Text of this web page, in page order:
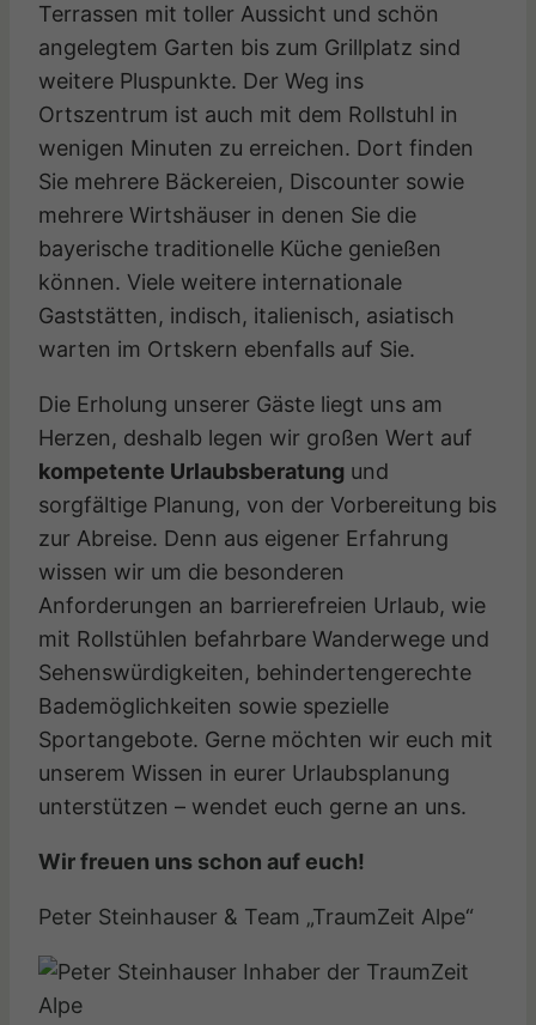
Terrassen mit toller Aussicht und schön
angelegtem Garten bis zum Grillplatz sind
weitere Pluspunkte. Der Weg ins
Ortszentrum ist auch mit dem Rollstuhl in
wenigen Minuten zu erreichen. Dort finden
Sie mehrere Bäckereien, Discounter sowie
mehrere Wirtshäuser in denen Sie die
bayerische traditionelle Küche genießen
können. Viele weitere internationale
Gaststätten, indisch, italienisch, asiatisch
warten im Ortskern ebenfalls auf Sie.
Die Erholung unserer Gäste liegt uns am
Herzen, deshalb legen wir großen Wert auf
kompetente Urlaubsberatung und
sorgfältige Planung, von der Vorbereitung bis
zur Abreise. Denn aus eigener Erfahrung
wissen wir um die besonderen
Anforderungen an barrierefreien Urlaub, wie
mit Rollstühlen befahrbare Wanderwege und
Sehenswürdigkeiten, behindertengerechte
Bademöglichkeiten sowie spezielle
Sportangebote. Gerne möchten wir euch mit
unserem Wissen in eurer Urlaubsplanung
unterstützen – wendet euch gerne an uns.
Wir freuen uns schon auf euch!
Peter Steinhauser & Team „TraumZeit Alpe“